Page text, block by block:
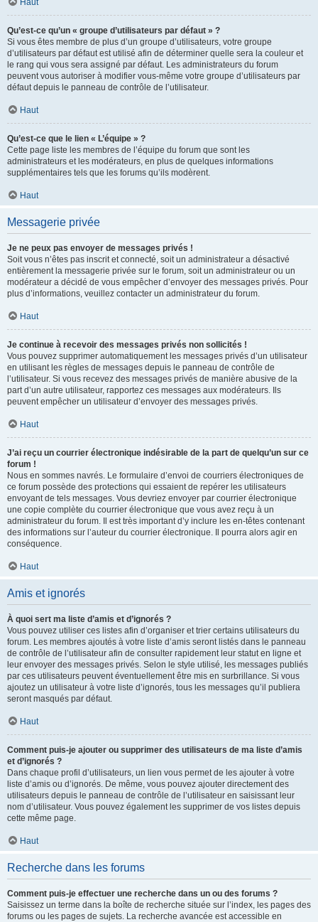
Haut
Qu’est-ce qu’un « groupe d’utilisateurs par défaut » ?
Si vous êtes membre de plus d’un groupe d’utilisateurs, votre groupe
d’utilisateurs par défaut est utilisé afin de déterminer quelle sera la couleur et
le rang qui vous sera assigné par défaut. Les administrateurs du forum
peuvent vous autoriser à modifier vous-même votre groupe d’utilisateurs par
défaut depuis le panneau de contrôle de l’utilisateur.
Haut
Qu’est-ce que le lien « L’équipe » ?
Cette page liste les membres de l’équipe du forum que sont les
administrateurs et les modérateurs, en plus de quelques informations
supplémentaires tels que les forums qu’ils modèrent.
Haut
Messagerie privée
Je ne peux pas envoyer de messages privés !
Soit vous n’êtes pas inscrit et connecté, soit un administrateur a désactivé
entièrement la messagerie privée sur le forum, soit un administrateur ou un
modérateur a décidé de vous empêcher d’envoyer des messages privés. Pour
plus d’informations, veuillez contacter un administrateur du forum.
Haut
Je continue à recevoir des messages privés non sollicités !
Vous pouvez supprimer automatiquement les messages privés d’un utilisateur
en utilisant les règles de messages depuis le panneau de contrôle de
l’utilisateur. Si vous recevez des messages privés de manière abusive de la
part d’un autre utilisateur, rapportez ces messages aux modérateurs. Ils
peuvent empêcher un utilisateur d’envoyer des messages privés.
Haut
J’ai reçu un courrier électronique indésirable de la part de quelqu’un sur ce
forum !
Nous en sommes navrés. Le formulaire d’envoi de courriers électroniques de
ce forum possède des protections qui essaient de repérer les utilisateurs
envoyant de tels messages. Vous devriez envoyer par courrier électronique
une copie complète du courrier électronique que vous avez reçu à un
administrateur du forum. Il est très important d’y inclure les en-têtes contenant
des informations sur l’auteur du courrier électronique. Il pourra alors agir en
conséquence.
Haut
Amis et ignorés
À quoi sert ma liste d’amis et d’ignorés ?
Vous pouvez utiliser ces listes afin d’organiser et trier certains utilisateurs du
forum. Les membres ajoutés à votre liste d’amis seront listés dans le panneau
de contrôle de l’utilisateur afin de consulter rapidement leur statut en ligne et
leur envoyer des messages privés. Selon le style utilisé, les messages publiés
par ces utilisateurs peuvent éventuellement être mis en surbrillance. Si vous
ajoutez un utilisateur à votre liste d’ignorés, tous les messages qu’il publiera
seront masqués par défaut.
Haut
Comment puis-je ajouter ou supprimer des utilisateurs de ma liste d’amis
et d’ignorés ?
Dans chaque profil d’utilisateurs, un lien vous permet de les ajouter à votre
liste d’amis ou d’ignorés. De même, vous pouvez ajouter directement des
utilisateurs depuis le panneau de contrôle de l’utilisateur en saisissant leur
nom d’utilisateur. Vous pouvez également les supprimer de vos listes depuis
cette même page.
Haut
Recherche dans les forums
Comment puis-je effectuer une recherche dans un ou des forums ?
Saisissez un terme dans la boîte de recherche située sur l’index, les pages des
forums ou les pages de sujets. La recherche avancée est accessible en